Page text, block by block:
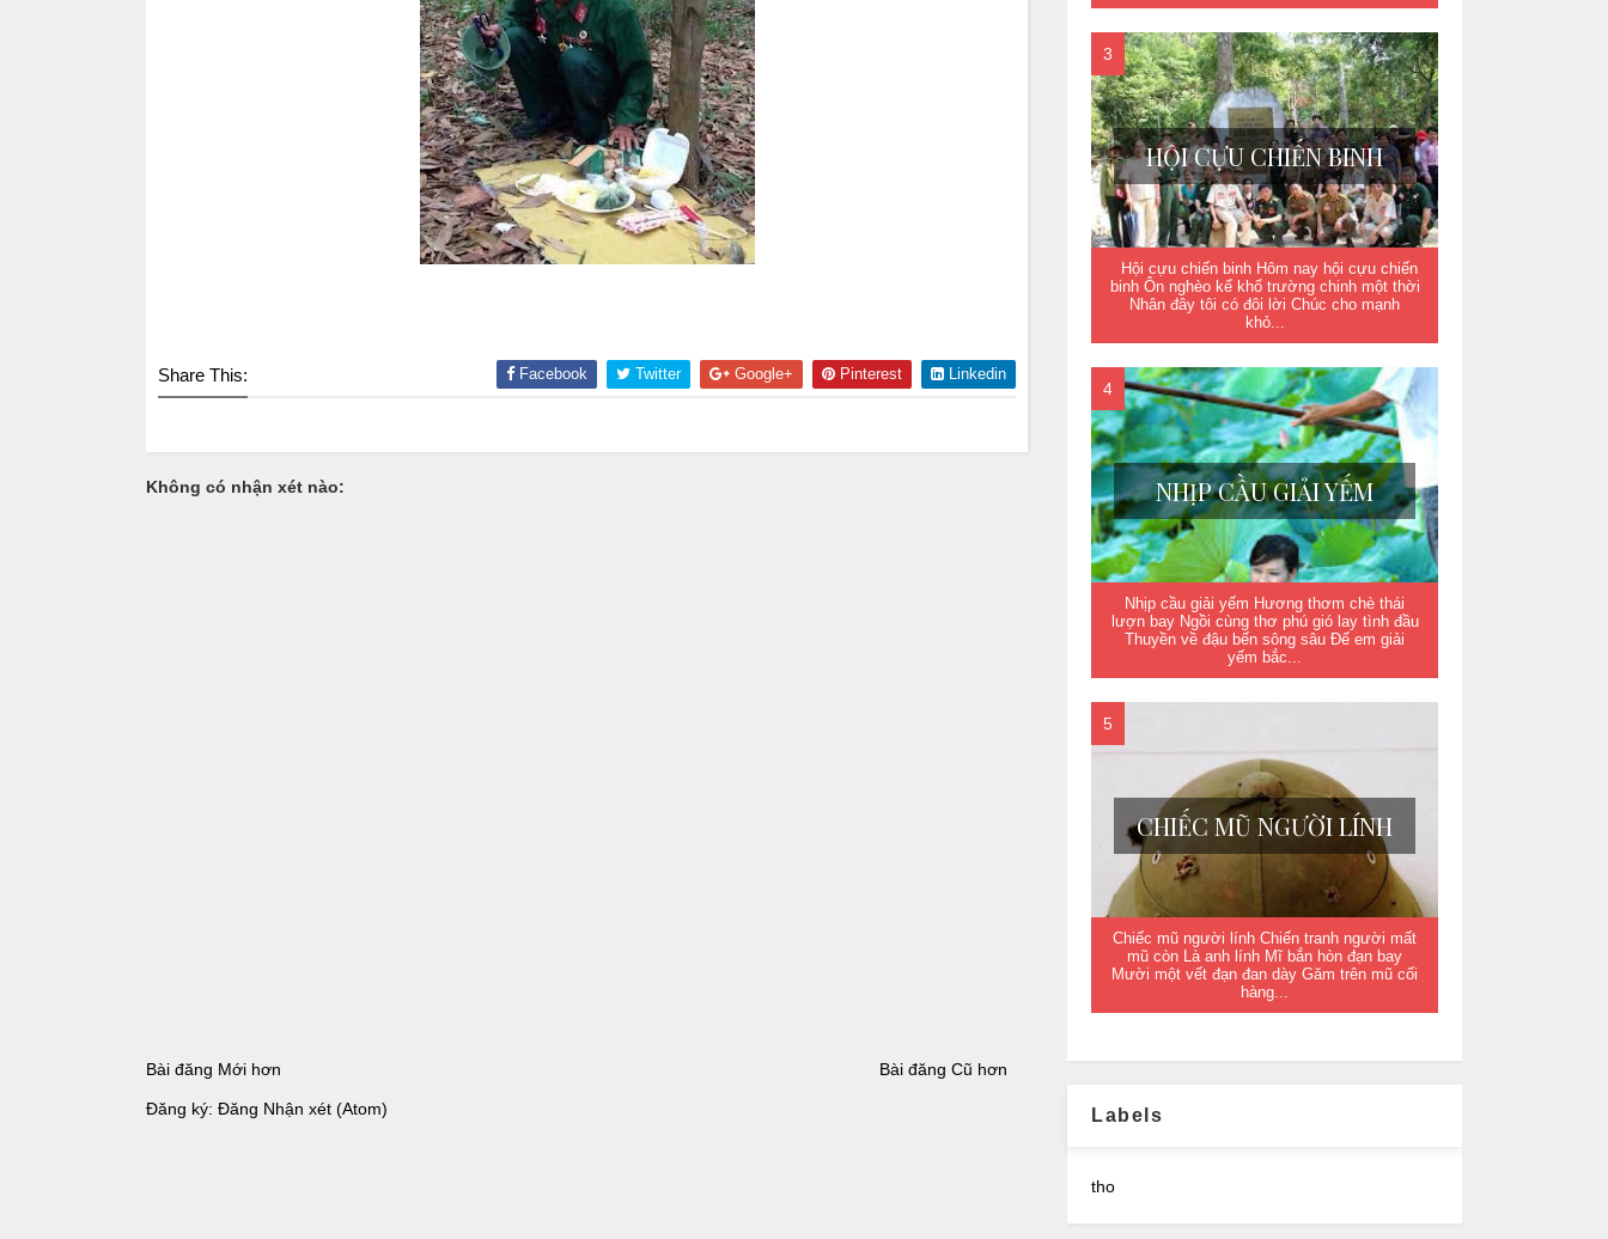
Share This: Facebook Twitter Google+ Pinterest Linkedin
Không có nhận xét nào:
Bài đăng Mới hơn Bài đăng Cũ hơn
Đăng ký: Đăng Nhận xét (Atom)
HỘI CỰU CHIẾN BINH
Hội cựu chiến binh Hôm nay hội cựu chiến
binh Ôn nghèo kể khổ trường chinh một thời
Nhân đây tôi có đôi lời Chúc cho mạnh
khỏ...
NHỊP CẦU GIẢI YẾM
Nhịp cầu giải yếm Hương thơm chè thái
lượn bay Ngồi cùng thơ phú gió lay tình đầu
Thuyền về đậu bến sông sâu Để em giải
yếm bắc...
CHIẾC MŨ NGƯỜI LÍNH
Chiếc mũ người lính Chiến tranh người mất
mũ còn Là anh lính Mĩ bắn hòn đạn bay
Mười một vết đạn đan dày Găm trên mũ cối
hàng...
Labels
tho